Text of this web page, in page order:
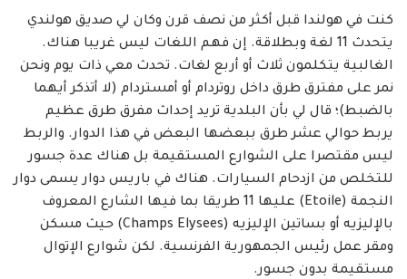
كنت في هولندا قبل أكثر من نصف قرن وكان لي صديق هولندي
يتحدث 11 لغة وبطلاقة. إن فهم اللغات ليس غريبا هناك.
الغالبية يتكلمون ثلاث أو أربع لغات. تحدث معي ذات يوم ونحن
نمر على مفترق طرق داخل روتردام أو أمستردام (لا أتذكر أيهما
بالضبط)؛ قال لي بأن البلدية تريد إحداث مفرق طرق عظيم
يربط حوالي عشر طرق ببعضها البعض في هذا الدوار. والربط
ليس مقتصرا على الشوارع المستقيمة بل هناك عدة جسور
للتخلص من ازدحام السيارات. هناك في باريس دوار يسمى دوار
النجمة (Etoile) عليها 11 طريقا بما فيها الشارع المعروف
بالإليزيه أو بساتين الإليزيه (Champs Elysees) حيث مسكن
ومقر عمل رئيس الجمهورية الفرنسية. لكن شوارع الإتوال
مستقيمة بدون جسور.